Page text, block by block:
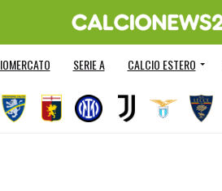
SERIE A CALCIO ESTERO